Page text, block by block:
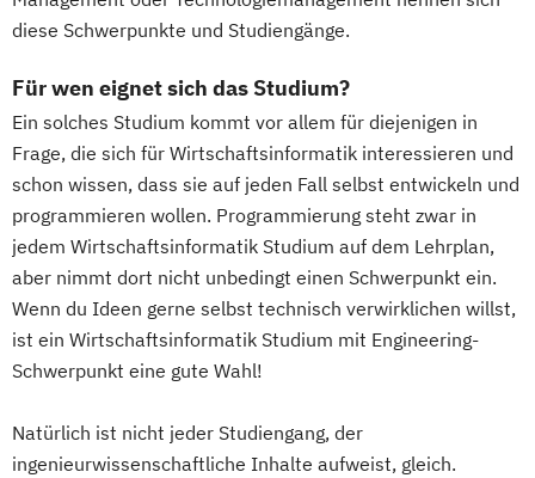
diese Schwerpunkte und Studiengänge.
Für wen eignet sich das Studium?
Ein solches Studium kommt vor allem für diejenigen in
Frage, die sich für Wirtschaftsinformatik interessieren und
schon wissen, dass sie auf jeden Fall selbst entwickeln und
programmieren wollen. Programmierung steht zwar in
jedem Wirtschaftsinformatik Studium auf dem Lehrplan,
aber nimmt dort nicht unbedingt einen Schwerpunkt ein.
Wenn du Ideen gerne selbst technisch verwirklichen willst,
ist ein Wirtschaftsinformatik Studium mit Engineering-
Schwerpunkt eine gute Wahl!
Natürlich ist nicht jeder Studiengang, der
ingenieurwissenschaftliche Inhalte aufweist, gleich.